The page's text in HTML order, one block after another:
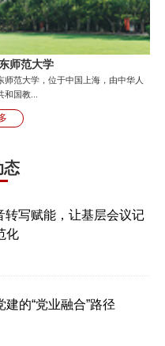
师范大学
师范大学，位于中国上海，由中华人
和国教...
态
转写赋能，让基层会议记
化
建的“党业融合”路径